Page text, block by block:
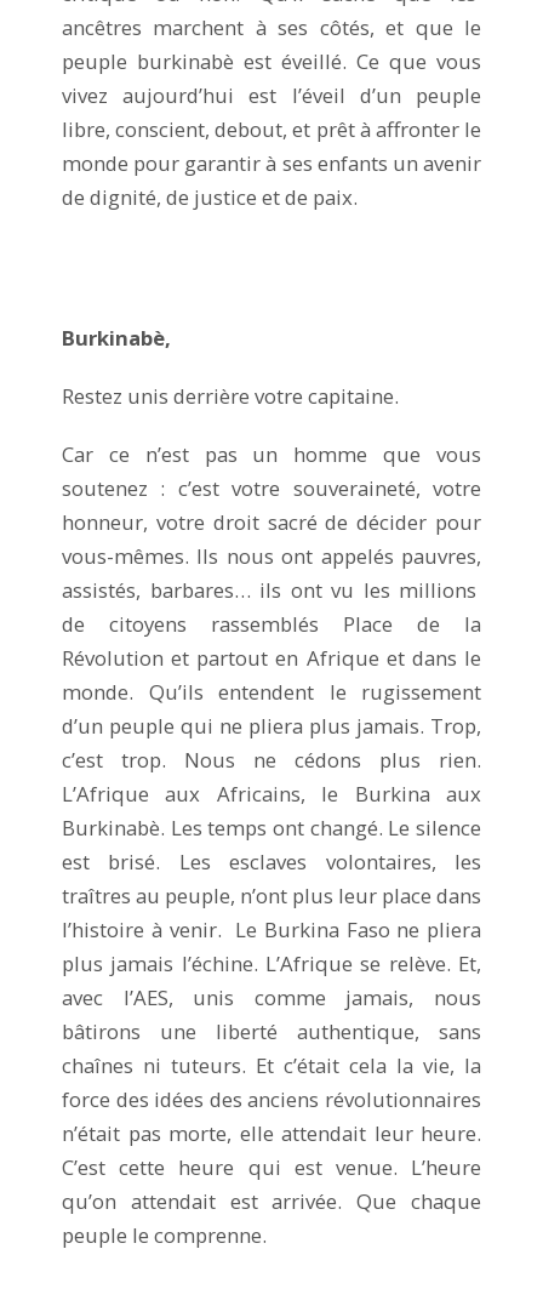
ancêtres marchent à ses côtés, et que le
peuple burkinabè est éveillé. Ce que vous
vivez aujourd’hui est l’éveil d’un peuple
libre, conscient, debout, et prêt à affronter le
monde pour garantir à ses enfants un avenir
de dignité, de justice et de paix.
Burkinabè,
Restez unis derrière votre capitaine.
Car ce n’est pas un homme que vous
soutenez : c’est votre souveraineté, votre
honneur, votre droit sacré de décider pour
vous-mêmes. Ils nous ont appelés pauvres,
assistés, barbares… ils ont vu les millions
de citoyens rassemblés Place de la
Révolution et partout en Afrique et dans le
monde. Qu’ils entendent le rugissement
d’un peuple qui ne pliera plus jamais. Trop,
c’est trop. Nous ne cédons plus rien.
L’Afrique aux Africains, le Burkina aux
Burkinabè. Les temps ont changé. Le silence
est brisé. Les esclaves volontaires, les
traîtres au peuple, n’ont plus leur place dans
l’histoire à venir. Le Burkina Faso ne pliera
plus jamais l’échine. L’Afrique se relève. Et,
avec l’AES, unis comme jamais, nous
bâtirons une liberté authentique, sans
chaînes ni tuteurs. Et c’était cela la vie, la
force des idées des anciens révolutionnaires
n’était pas morte, elle attendait leur heure.
C’est cette heure qui est venue. L’heure
qu’on attendait est arrivée. Que chaque
peuple le comprenne.